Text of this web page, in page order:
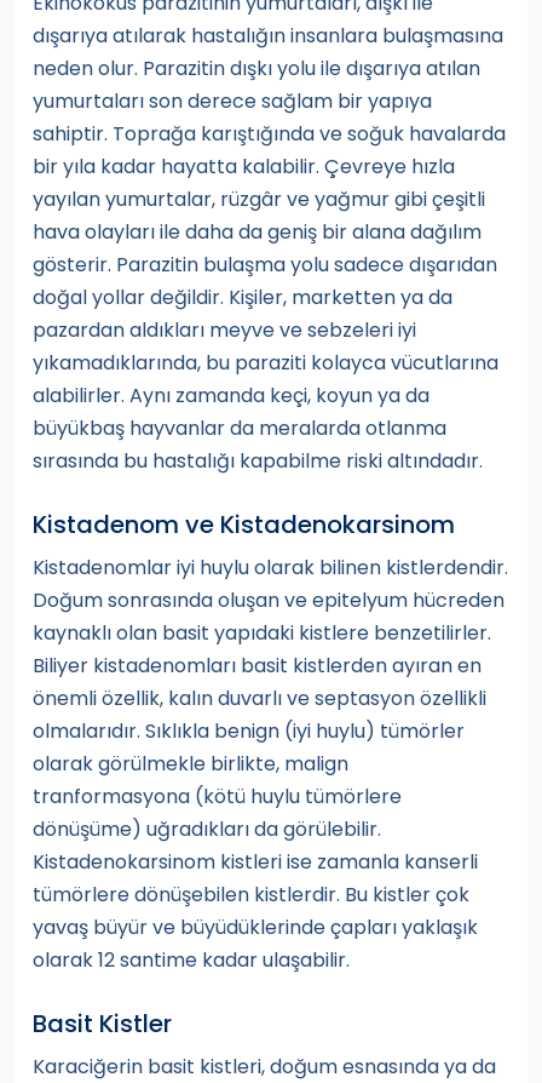
dışarıya atılarak hastalığın insanlara bulaşmasına
neden olur. Parazitin dışkı yolu ile dışarıya atılan
yumurtaları son derece sağlam bir yapıya
sahiptir. Toprağa karıştığında ve soğuk havalarda
bir yıla kadar hayatta kalabilir. Çevreye hızla
yayılan yumurtalar, rüzgâr ve yağmur gibi çeşitli
hava olayları ile daha da geniş bir alana dağılım
gösterir. Parazitin bulaşma yolu sadece dışarıdan
doğal yollar değildir. Kişiler, marketten ya da
pazardan aldıkları meyve ve sebzeleri iyi
yıkamadıklarında, bu paraziti kolayca vücutlarına
alabilirler. Aynı zamanda keçi, koyun ya da
büyükbaş hayvanlar da meralarda otlanma
sırasında bu hastalığı kapabilme riski altındadır.
Kistadenom ve Kistadenokarsinom
Kistadenomlar iyi huylu olarak bilinen kistlerdendir.
Doğum sonrasında oluşan ve epitelyum hücreden
kaynaklı olan basit yapıdaki kistlere benzetilirler.
Biliyer kistadenomları basit kistlerden ayıran en
önemli özellik, kalın duvarlı ve septasyon özellikli
olmalarıdır. Sıklıkla benign (iyi huylu) tümörler
olarak görülmekle birlikte, malign
tranformasyona (kötü huylu tümörlere
dönüşüme) uğradıkları da görülebilir.
Kistadenokarsinom kistleri ise zamanla kanserli
tümörlere dönüşebilen kistlerdir. Bu kistler çok
yavaş büyür ve büyüdüklerinde çapları yaklaşık
olarak 12 santime kadar ulaşabilir.
Basit Kistler
Karaciğerin basit kistleri, doğum esnasında ya da